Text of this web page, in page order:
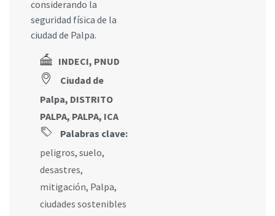
considerando la
seguridad física de la
ciudad de Palpa.
INDECI, PNUD
Ciudad de
Palpa, DISTRITO
PALPA, PALPA, ICA
Palabras clave:
peligros, suelo,
desastres,
mitigación, Palpa,
ciudades sostenibles